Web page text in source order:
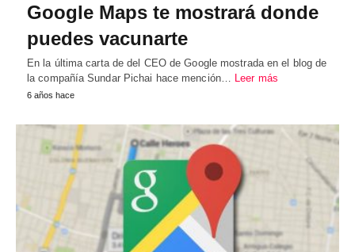
Google Maps te mostrará donde
puedes vacunarte
En la última carta de del CEO de Google mostrada en el blog de
la compañía Sundar Pichai hace mención… Leer más
6 años hace